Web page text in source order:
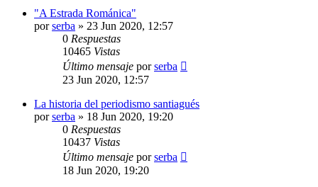
"A Estrada Románica"
porserba » 23 Jun 2020, 12:57
0 Respuestas
10465 Vistas
Último mensaje porserba
23 Jun 2020, 12:57
La historia del periodismo santiagués
porserba » 18 Jun 2020, 19:20
0 Respuestas
10437 Vistas
Último mensaje porserba
18 Jun 2020, 19:20